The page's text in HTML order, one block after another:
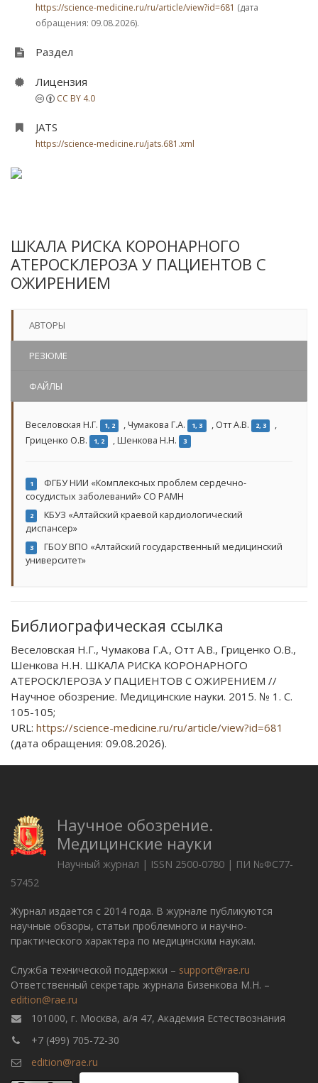
https://science-medicine.ru/ru/article/view?id=681 (дата
обращения: 09.08.2026).
Раздел
Лицензия
CC BY 4.0
JATS
https://science-medicine.ru/jats.681.xml
ШКАЛА РИСКА КОРОНАРНОГО
АТЕРОСКЛЕРОЗА У ПАЦИЕНТОВ С
ОЖИРЕНИЕМ
АВТОРЫ
РЕЗЮМЕ
ФАЙЛЫ
Веселовская Н.Г. 1, 2 ,Чумакова Г.А. 1, 3 , Отт А.В. 2, 3
,
Гриценко О.В.
1, 2 ,Шенкова Н.Н. 3
1
ФГБУ НИИ «Комплексных проблем сердечно-
сосудистых заболеваний» СО РАМН
2
КБУЗ «Алтайский краевой кардиологический
диспансер»
3
ГБОУ ВПО «Алтайский государственный медицинский
университет»
Библиографическая ссылка
Веселовская Н.Г., Чумакова Г.А., Отт А.В., Гриценко О.В.,
Шенкова Н.Н. ШКАЛА РИСКА КОРОНАРНОГО
АТЕРОСКЛЕРОЗА У ПАЦИЕНТОВ С ОЖИРЕНИЕМ //
Научное обозрение. Медицинские науки. 2015. № 1. С.
105-105;
URL: https://science-medicine.ru/ru/article/view?id=681
(дата обращения: 09.08.2026).
Научное обозрение.
Медицинские науки
Научный журнал | ISSN 2500-0780 | ПИ №ФС77-
57452
Журнал издается с 2014 года. В журнале публикуются
научные обзоры, статьи проблемного и научно-
практического характера по медицинским наукам.
Служба технической поддержки – support@rae.ru
Ответственный секретарь журнала Бизенкова М.Н. –
edition@rae.ru
101000, г. Москва, а/я 47, Академия Естествознания
+7 (499) 705-72-30
edition@rae.ru